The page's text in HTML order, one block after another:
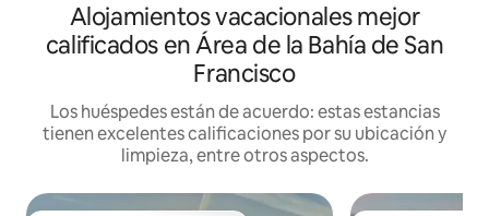
Alojamientos vacacionales mejor
calificados en Área de la Bahía de San
Francisco
Los huéspedes están de acuerdo: estas estancias
tienen excelentes calificaciones por su ubicación y
limpieza, entre otros aspectos.